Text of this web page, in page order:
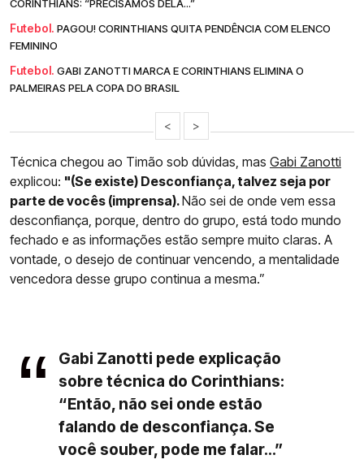
CORINTHIANS: “PRECISAMOS DELA...”
Futebol. PAGOU! CORINTHIANS QUITA PENDÊNCIA COM ELENCO
FEMININO
Futebol. GABI ZANOTTI MARCA E CORINTHIANS ELIMINA O
PALMEIRAS PELA COPA DO BRASIL
< >
Técnica chegou ao Timão sob dúvidas, mas Gabi Zanotti
explicou: "(Se existe) Desconfiança, talvez seja por
parte de vocês (imprensa).Não sei de onde vem essa
desconfiança, porque, dentro do grupo, está todo mundo
fechado e as informações estão sempre muito claras. A
vontade, o desejo de continuar vencendo, a mentalidade
vencedora desse grupo continua a mesma.”
Gabi Zanotti pede explicação
sobre técnica do Corinthians:
“Então, não sei onde estão
falando de desconfiança. Se
você souber, pode me falar...”